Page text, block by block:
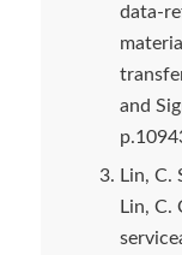
data-
and
Lin, C.
Lin, C.